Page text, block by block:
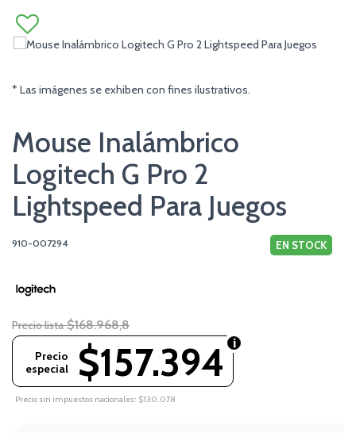
* Las imágenes se exhiben con fines ilustrativos.
Mouse Inalámbrico
Logitech G Pro 2
Lightspeed Para Juegos
910-007294 EN STOCK
Precio lista $168.968,8
$157.394
Precio
especial
Precio sin impuestos nacionales: $130.078